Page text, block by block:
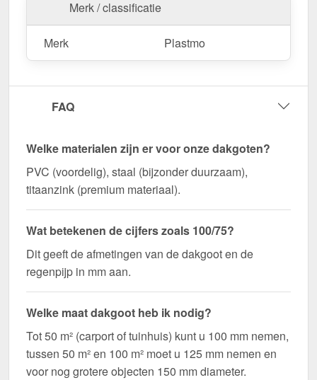
Merk / classificatie
Merk Plastmo
FAQ
Welke materialen zijn er voor onze dakgoten?
PVC (voordelig), staal (bijzonder duurzaam),
titaanzink (premium materiaal).
Wat betekenen de cijfers zoals 100/75?
Dit geeft de afmetingen van de dakgoot en de
regenpijp in mm aan.
Welke maat dakgoot heb ik nodig?
Tot 50 m² (carport of tuinhuis) kunt u 100 mm nemen,
tussen 50 m² en 100 m² moet u 125 mm nemen en
voor nog grotere objecten 150 mm diameter.